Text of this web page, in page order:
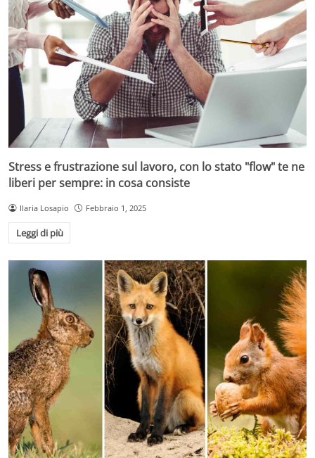
Stress e frustrazione sul lavoro, con lo stato "flow" te ne
liberi per sempre: in cosa consiste
Ilaria Losapio Febbraio 1, 2025
Leggi di più